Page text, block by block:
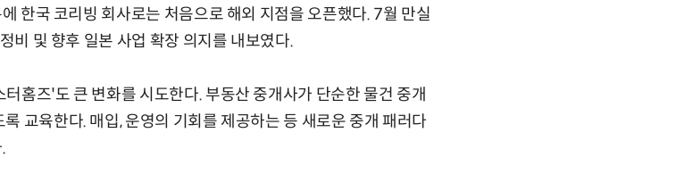
한국 코리빙 회사로는 처음으로 해외 지점을 오픈했다. 7월 만실
비 및 향후 일본 사업 확장 의지를 내보였다.
홈즈'도 큰 변화를 시도한다. 부동산 중개사가 단순한 물건 중개
교육한다. 매입, 운영의 기회를 제공하는 등 새로운 중개 패러다